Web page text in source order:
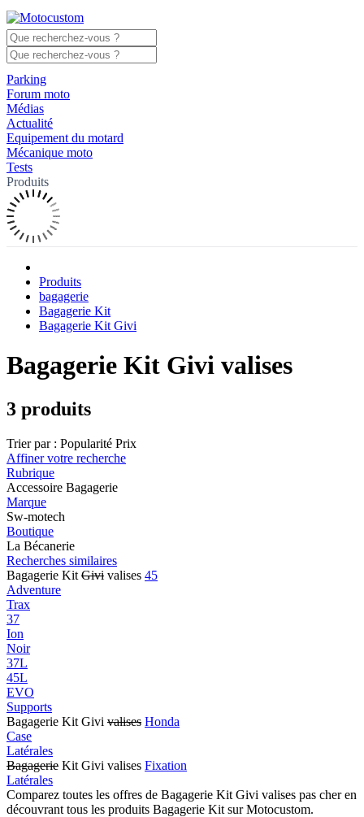
Parking
Forum moto
Médias
Actualité
Equipement du motard
Mécanique moto
Tests
Produits
Produits
bagagerie
Bagagerie Kit
Bagagerie Kit Givi
Bagagerie Kit Givi valises
3 produits
Trier par : Popularité Prix
Affiner votre recherche
Rubrique
Accessoire Bagagerie
Marque
Sw-motech
Boutique
La Bécanerie
Recherches similaires
Bagagerie Kit Givi valises 45
Adventure
Trax
37
Ion
Noir
37L
45L
EVO
Supports
Bagagerie Kit Givi valises Honda
Case
Latérales
Bagagerie Kit Givi valises Fixation
Latérales
Comparez toutes les offres de Bagagerie Kit Givi valises pas cher en
découvrant tous les produits Bagagerie Kit sur Motocustom.